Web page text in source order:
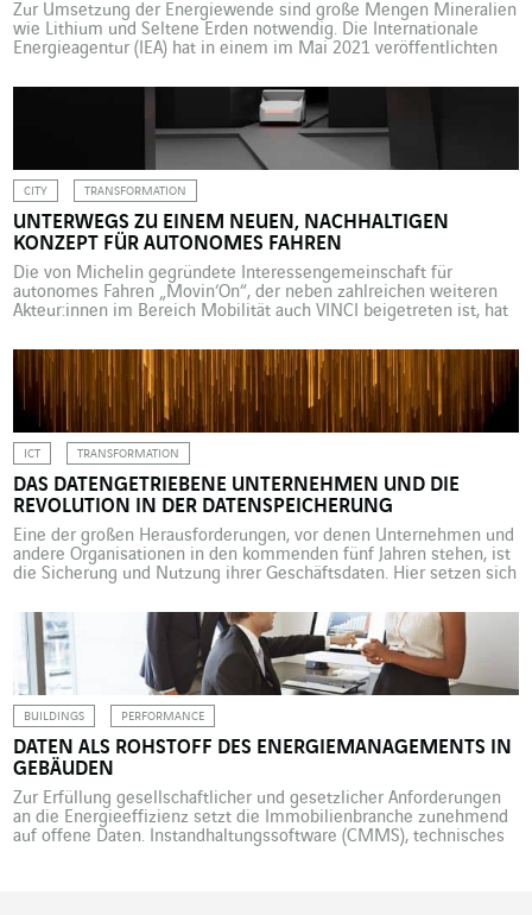
Zur Umsetzung der Energiewende sind große Mengen Mineralien
wie Lithium und Seltene Erden notwendig. Die Internationale
Energieagentur (IEA) hat in einem im Mai 2021 veröffentlichten
Klimaziele zu einer Vervierfachung der Nachfrage nach Metallen
führen würde – zur Herstellung von Batterien, Elektrofahrzeugen
oder zur Erzeugung erneuerbarer Energien. Lässt […]
CITY TRANSFORMATION
UNTERWEGS ZU EINEM NEUEN, NACHHALTIGEN
KONZEPT FÜR AUTONOMES FAHREN
Die von Michelin gegründete Interessengemeinschaft für
autonomes Fahren „Movin‘On“, der neben zahlreichen weiteren
Akteur:innen im Bereich Mobilität auch VINCI beigetreten ist, hat
„Das selbstfahrende Auto – ein technischer und urbaner Ansatz
für inklusive, nachhaltige Mobilität in den Regionen?”. Das
umfangreiche Dokument weist darauf hin, dass selbstfahrende
Autos […]
ICT TRANSFORMATION
DAS DATENGETRIEBENE UNTERNEHMEN UND DIE
REVOLUTION IN DER DATENSPEICHERUNG
Eine der großen Herausforderungen, vor denen Unternehmen und
andere Organisationen in den kommenden fünf Jahren stehen, ist
die Sicherung und Nutzung ihrer Geschäftsdaten. Hier setzen sich
öffentlicher und privater Cloud durch. Gespeicherte Daten liegen
in immer zahlreicheren Formaten und Inhalten vor (Texte, Bilder,
Töne, Videos, Fotos usw.) und […]
BUILDINGS PERFORMANCE
DATEN ALS ROHSTOFF DES ENERGIEMANAGEMENTS IN
GEBÄUDEN
Zur Erfüllung gesellschaftlicher und gesetzlicher Anforderungen
an die Energieeffizienz setzt die Immobilienbranche zunehmend
auf offene Daten. Instandhaltungssoftware (CMMS), technisches